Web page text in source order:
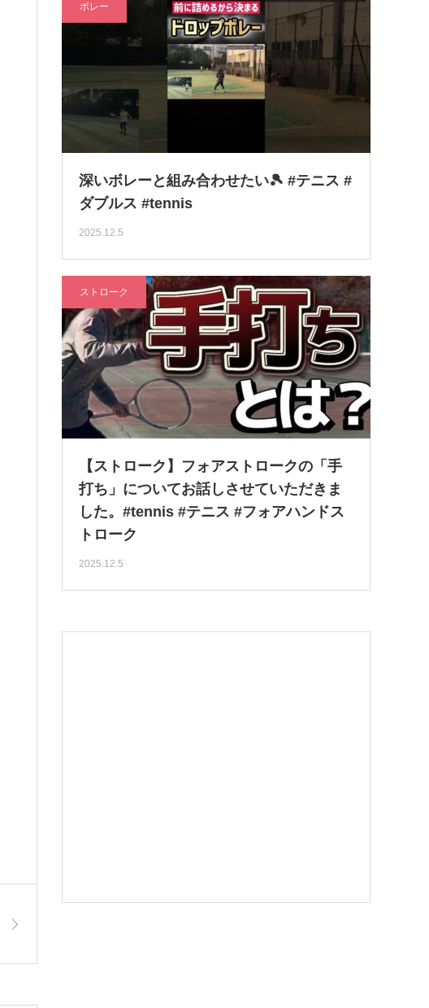
ボレー
深いボレーと組み合わせたい🎾 #テニス #
ダブルス #tennis
2025.12.5
ストローク
【ストローク】フォアストロークの「手
打ち」についてお話しさせていただきま
した。#tennis #テニス #フォアハンドス
トローク
2025.12.5